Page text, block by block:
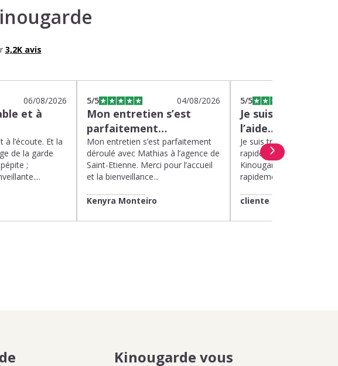
3,2Kavis
06/08/2026
et à
à l’écoute. Et la
de la garde
;
5/5 04/08/2026
Mon entretien s’est
parfaitement…
Mon entretien s’est parfaitement
déroulé avec Mathias à l’agence de
Saint-Etienne. Merci pour l’accueil
et la bienveillance...
Kenyra Monteiro
5/5
Je suis très
l’aide…
Je suis très satisfaite de
rapide et efficace
Kinougarde. On m’a
rapidement et une
cliente
Kinougarde vous